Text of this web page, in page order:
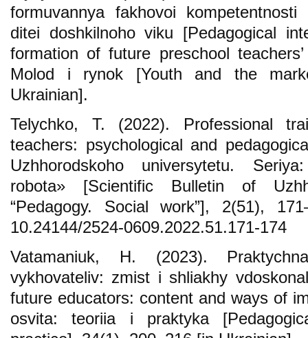
formuvannya fakhovoi
ditei doshkilnoho viku [Pedagogical
formation of future preschool
Molod i rynok [Youth and the
Ukrainian].
Telychko, T. (2022). Professional
teachers: psychological and
Uzhhorodskoho universytetu.
robota» [Scientific Bulletin of
“Pedagogy. Social work”], 2(51),
10.24144/2524-0609.2022.51.171-174
Vatamaniuk, H. (2023).
vykhovateliv: zmist i shliakhy
future educators: content and ways of
osvita: teoriia i praktyka